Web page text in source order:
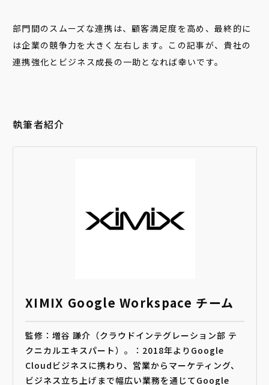
部門間のスムーズな連携は、顧客満足度を高め、最終的に
は企業の競争力を大きく左右します。この記事が、貴社の
連携強化とビジネス成長の一助となれば幸いです。
執筆者紹介
XIMIX Google Workspace チーム
監修：増谷 謙介（クラウドインテグレーション部 テ
クニカルエキスパート）。：2018年よりGoogle
Cloudビジネスに携わり、営業からマーケティング、
ビジネス立ち上げまで幅広い業務を通じてGoogle